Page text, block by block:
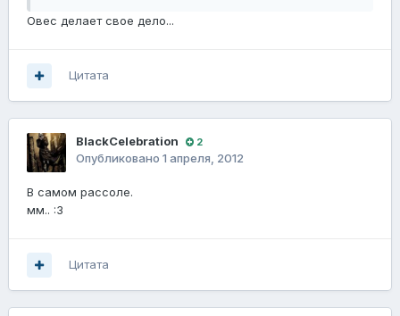
Овес делает свое дело...
Цитата
BlackCelebration 2
Опубликовано 1 апреля, 2012
В самом рассоле.
мм.. :3
Цитата